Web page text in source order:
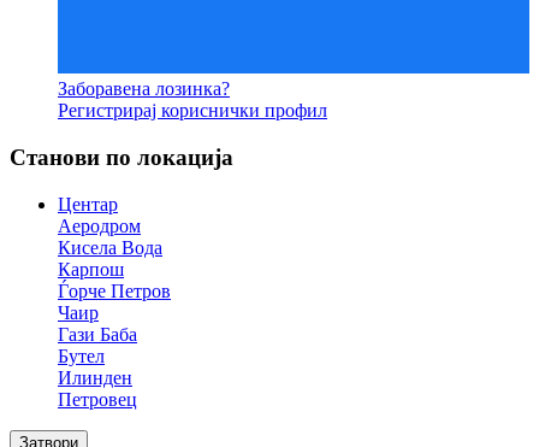
Заборавена лозинка?
Регистрирај кориснички профил
Станови по локација
Центар
Аеродром
Кисела Вода
Карпош
Ѓорче Петров
Чаир
Гази Баба
Бутел
Илинден
Петровец
Затвори